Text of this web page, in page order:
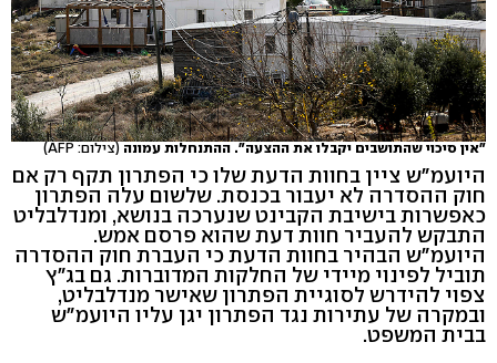
"אין סיכוי שהתושבים יקבלו את ההצעה". ההתנחלות עמונה(צילום: AFP)
היועמ"ש ציין בחוות הדעת שלו כי הפתרון תקף רק אם
חוק ההסדרה לא יעבור בכנסת. שלשום עלה הפתרון
כאפשרות בישיבת הקבינט שנערכה בנושא, ומנדלבליט
התבקש להעביר חוות דעת שהוא פרסם אמש.
היועמ"ש הבהיר בחוות הדעת כי העברת חוק ההסדרה
תוביל לפינוי מיידי של החלקות המדוברות. גם בג"ץ
צפוי להידרש לסוגיית הפתרון שאישר מנדלבליט,
ובמקרה של עתירות נגד הפתרון יגן עליו היועמ"ש
בבית המשפט.